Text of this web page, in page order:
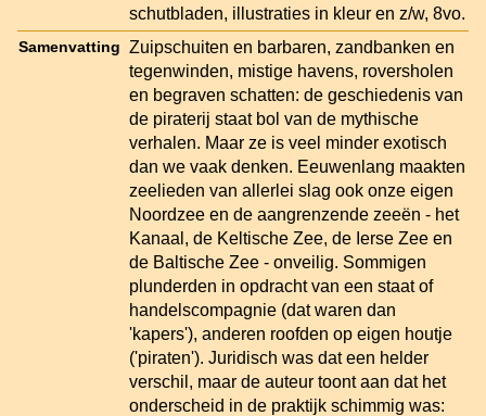
schutbladen, illustraties in kleur en z/w, 8vo.
Samenvatting Zuipschuiten en barbaren, zandbanken en
tegenwinden, mistige havens, roversholen
en begraven schatten: de geschiedenis van
de piraterij staat bol van de mythische
verhalen. Maar ze is veel minder exotisch
dan we vaak denken. Eeuwenlang maakten
zeelieden van allerlei slag ook onze eigen
Noordzee en de aangrenzende zeeën - het
Kanaal, de Keltische Zee, de Ierse Zee en
de Baltische Zee - onveilig. Sommigen
plunderden in opdracht van een staat of
handelscompagnie (dat waren dan
'kapers'), anderen roofden op eigen houtje
('piraten'). Juridisch was dat een helder
verschil, maar de auteur toont aan dat het
onderscheid in de praktijk schimmig was: